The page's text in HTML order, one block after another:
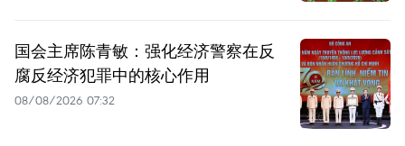
国会主席陈青敏：强化经济警察在反
腐反经济犯罪中的核心作用
08/08/2026 07:32